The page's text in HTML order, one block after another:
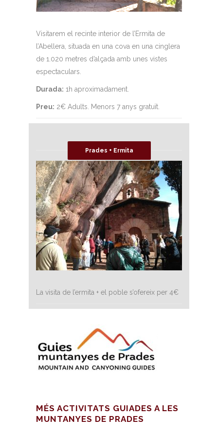
Visitarem el recinte interior de l’Ermita de
l’Abellera, situada en una cova en una cinglera
de 1.020 metres d’alçada amb unes vistes
espectaculars.
Durada: 1h aproximadament.
Preu: 2€ Adults. Menors 7 anys gratuït.
Prades + Ermita
La visita de l’ermita + el poble s’ofereix per 4€
MÉS ACTIVITATS GUIADES A LES
MUNTANYES DE PRADES